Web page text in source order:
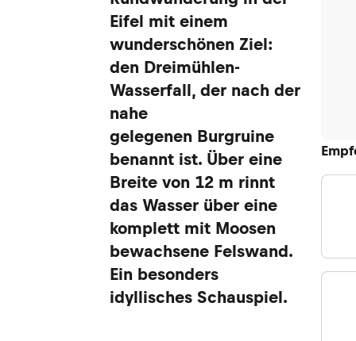
Eifel mit einem
wunderschönen Ziel:
den Dreimühlen-
Wasserfall, der nach der
nahe
gelegenen Burgruine
benannt ist. Über eine
Breite von 12 m rinnt
das Wasser über eine
komplett mit Moosen
bewachsene Felswand.
Ein besonders
idyllisches Schauspiel.